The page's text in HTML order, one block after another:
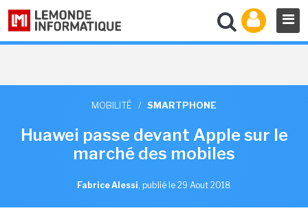
MOBILITÉ / SMARTPHONE
Huawei passe devant Apple sur le
marché des mobiles
Fabrice Alessi, publié le 29 Aout 2018